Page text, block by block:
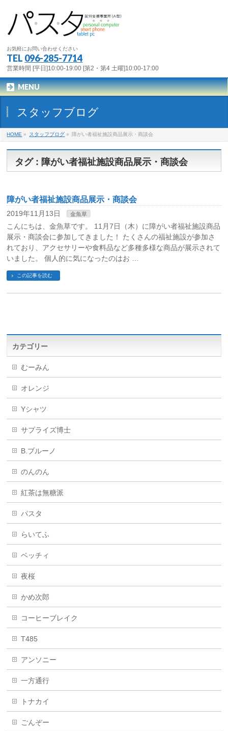
お気軽にお問い合わせください
TEL 096-285-7714
営業時間 [平日]10:00-19:00 [第2・第4 土曜]10:00-17:00
MENU
スタッフブログ
HOME » スタッフブログ » 障がい者福祉施設商品展示・商談会
タグ : 障がい者福祉施設商品展示・商談会
障がい者福祉施設商品展示・商談会
2019年11月13日 金魚草
こんにちは、金魚草です。 11月7日（木）に障がい者福祉施設商品
展示・商談会に参加してきました！ たくさんの福祉施設が参加さ
れており、アクセサリーや食料品など多種多様な商品が展示されて
いました。 個人的に気になったのはお …
この記事を読む
カテゴリー
むーみん
オレンジ
Yシャツ
サプライズ博士
B.ブルーノ
のんのん
紅茶は無糖派
パスタ
らいてふ
ベッチィ
夜桜
かめ次郎
コーヒーブレイク
T485
アンソニー
一方通行
トナカイ
ごんぞー